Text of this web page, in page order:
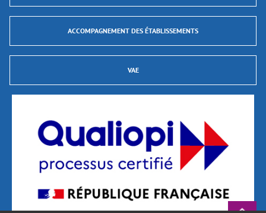
ACCOMPAGNEMENT DES ÉTABLISSEMENTS
VAE